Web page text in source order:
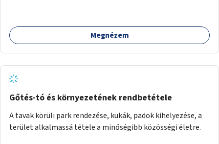
Megnézem
Gőtés-tó és környezetének rendbetétele
A tavak körüli park rendezése, kukák, padok kihelyezése, a
terület alkalmassá tétele a minőségibb közösségi életre.